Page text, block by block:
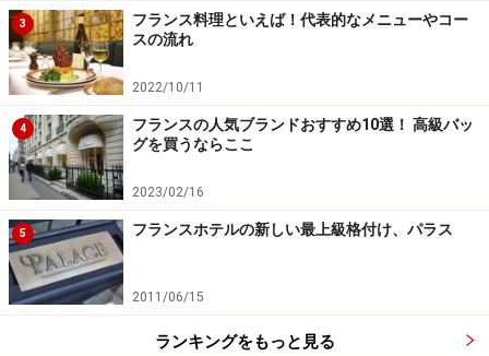
3
フランス料理といえば！代表的なメニューやコー
スの流れ
2022/10/11
4
フランスの人気ブランドおすすめ10選！ 高級バッ
グを買うならここ
2023/02/16
5 フランスホテルの新しい最上級格付け、パラス
2011/06/15
ランキングをもっと見る